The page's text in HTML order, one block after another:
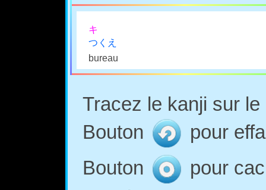
キ
つくえ
bureau
Tracez le kanji sur
Bouton
pour
Bouton
pour